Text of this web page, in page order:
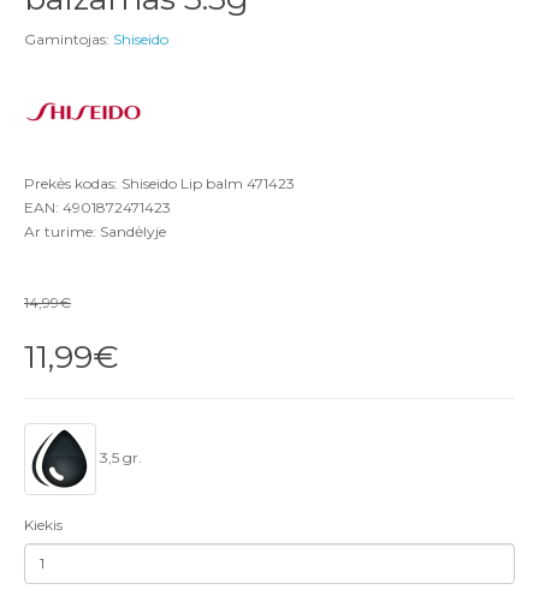
Gamintojas: Shiseido
Prekės kodas: Shiseido Lip balm 471423
EAN: 4901872471423
Ar turime: Sandėlyje
14,99€
11,99€
3,5 gr.
Kiekis